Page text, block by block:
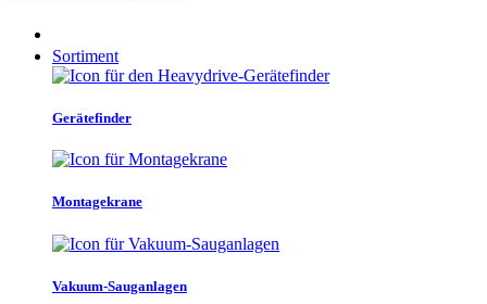
Sortiment
Gerätefinder
Montagekrane
Vakuum-Sauganlagen